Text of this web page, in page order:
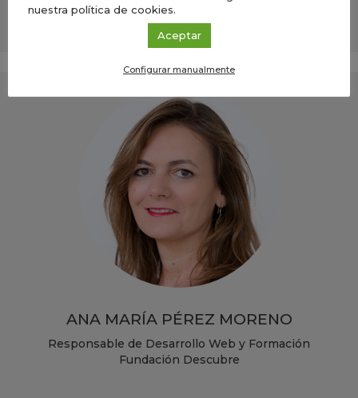
Fundación Descubre
ANA MARÍA PÉREZ MORENO
Responsable de Desarrollo Web y Formación
Fundación Descubre
nuestra política de cookies.
Aceptar
Configurar manualmente